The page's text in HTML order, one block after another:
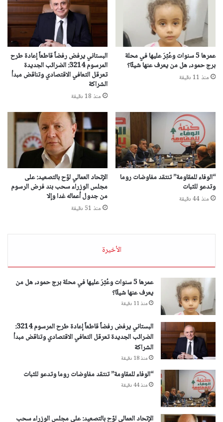
عمرها 5 سنوات وعُثِرَ عليها في محلة
برج حمود، هل من يعرف عنها شيئًا؟
منذ 11 دقيقة
البستاني يرفض رفضاً قاطعاً إعادة طرح
المرسوم 3214: الضرائب الجديدة
تعرقل التعافي الاقتصادي وتناقض مبدأ
الشراكة
منذ 18 دقيقة
“الوفاء للمقاومة” تنتقد مفاوضات روما
وتدعو للثبات
منذ 44 دقيقة
الإتحاد العمالي لوّح بالتصعيد: على
مجلس الوزراء سحب بند فرض الرسوم
من جدول أعماله غدا وإلا
منذ 51 دقيقة
الأخيرة
عمرها 5 سنوات وعُثِرَ عليها في محلة برج حمود، هل من
يعرف عنها شيئًا؟
منذ 11 دقيقة
البستاني يرفض رفضاً قاطعاً إعادة طرح المرسوم 3214:
الضرائب الجديدة تعرقل التعافي الاقتصادي وتناقض مبدأ
الشراكة
منذ 18 دقيقة
“الوفاء للمقاومة” تنتقد مفاوضات روما وتدعو للثبات
منذ 44 دقيقة
الإتحاد العمالي لوّح بالتصعيد: على مجلس الوزراء سحب